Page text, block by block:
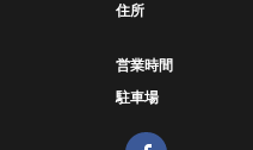
住所
営業時間
駐車場